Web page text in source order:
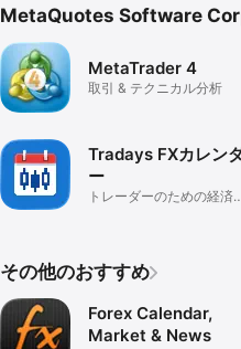
MetaQuotes Software
MetaTrader 4
取引 & テクニカル分析
Tradays FXカレン
ー
トレーダーのための経済
その他のおすすめ
Forex Calendar,
Market & News